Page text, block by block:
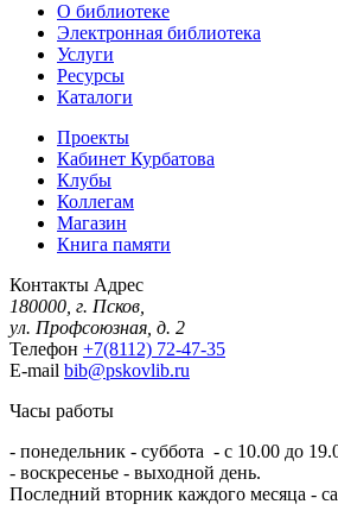
О библиотеке
Электронная библиотека
Услуги
Ресурсы
Каталоги
Проекты
Кабинет Курбатова
Клубы
Коллегам
Магазин
Книга памяти
Контакты Адрес
180000, г. Псков,
ул. Профсоюзная, д. 2
Телефон +7(8112) 72-47-35
E-mail bib@pskovlib.ru
Часы работы
- понедельник - суббота - с 10.00 до
- воскресенье - выходной день.
Последний вторник каждого месяца -